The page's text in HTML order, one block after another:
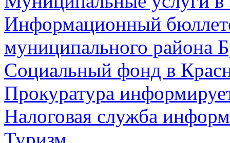
Информационный
муниципального района
Социальный фонд в
Прокуратура
Налоговая служба